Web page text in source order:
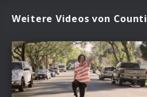
Weitere Videos von